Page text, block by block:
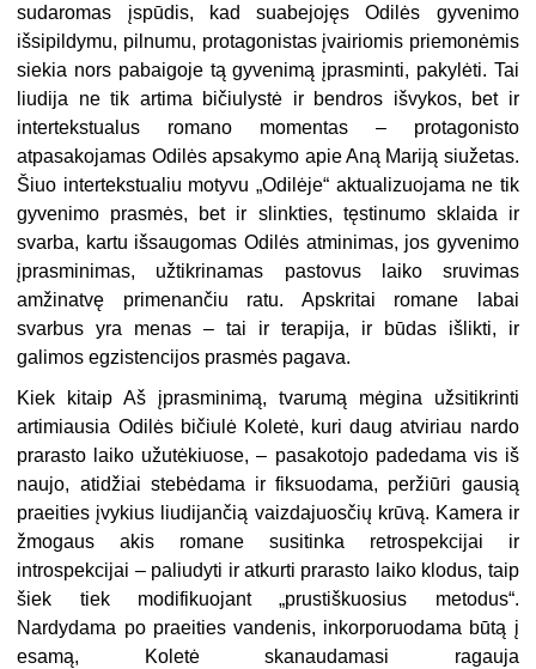
sudaromas įspūdis, kad suabejojęs Odilės gyvenimo
išsipildymu, pilnumu, protagonistas įvairiomis priemonėmis
siekia nors pabaigoje tą gyvenimą įprasminti, pakylėti. Tai
liudija ne tik artima bičiulystė ir bendros išvykos, bet ir
intertekstualus romano momentas – protagonisto
atpasakojamas Odilės apsakymo apie Aną Mariją siužetas.
Šiuo intertekstualiu motyvu „Odilėje“ aktualizuojama ne tik
gyvenimo prasmės, bet ir slinkties, tęstinumo sklaida ir
svarba, kartu išsaugomas Odilės atminimas, jos gyvenimo
įprasminimas, užtikrinamas pastovus laiko sruvimas
amžinatvę primenančiu ratu. Apskritai romane labai
svarbus yra menas – tai ir terapija, ir būdas išlikti, ir
galimos egzistencijos prasmės pagava.
Kiek kitaip Aš įprasminimą, tvarumą mėgina užsitikrinti
artimiausia Odilės bičiulė Koletė, kuri daug atviriau nardo
prarasto laiko užutėkiuose, – pasakotojo padedama vis iš
naujo, atidžiai stebėdama ir fiksuodama, peržiūri gausią
praeities įvykius liudijančią vaizdajuosčių krūvą. Kamera ir
žmogaus akis romane susitinka retrospekcijai ir
introspekcijai – paliudyti ir atkurti prarasto laiko klodus, taip
šiek tiek modifikuojant „prustiškuosius metodus“.
Nardydama po praeities vandenis, inkorporuodama būtą į
esamą, Koletė skanaudamasi ragauja